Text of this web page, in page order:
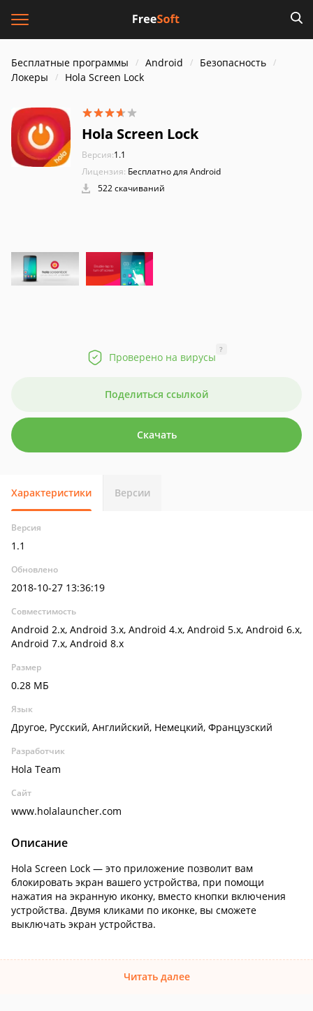
Бесплатные программы Android
Безопасность
Локеры
Hola Screen Lock
Hola Screen Lock
Версия:1.1
Лицензия: Бесплатно для Android
522 скачиваний
Проверено на вирусы
?
Поделиться ссылкой
Скачать
Характеристики Версии
Версия
1.1
Обновлено
2018-10-27 13:36:19
Совместимость
Android 2.x, Android 3.x, Android 4.x, Android 5.x, Android 6.x,
Android 7.x, Android 8.x
Размер
0.28 МБ
Язык
Другое, Русский, Английский, Немецкий, Французский
Разработчик
Hola Team
Сайт
www.holalauncher.com
Описание
Hola Screen Lock — это приложение позволит вам
блокировать экран вашего устройства, при помощи
нажатия на экранную иконку, вместо кнопки включения
устройства. Двумя кликами по иконке, вы сможете
выключать экран устройства.
Читать далее